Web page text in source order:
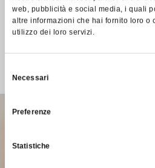
web, pubblicità e social media, i quali
altre informazioni che hai fornito loro o
utilizzo dei loro servizi.
del
consenso
Necessari
Preferenze
Statistiche
l'ospit